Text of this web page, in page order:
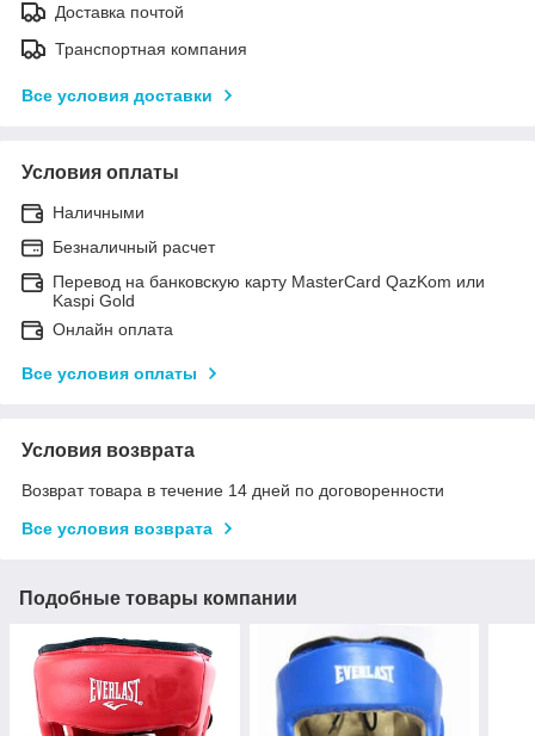
Доставка почтой
Транспортная компания
Все условия доставки
Условия оплаты
Наличными
Безналичный расчет
Перевод на банковскую карту MasterCard QazKom или
Kaspi Gold
Онлайн оплата
Все условия оплаты
Условия возврата
Возврат товара в течение 14 дней по договоренности
Все условия возврата
Подобные товары компании